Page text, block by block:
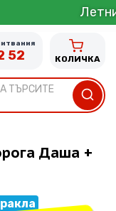
Летни
ТЪРСИТЕ
52 КОЛИЧКА
Даша +